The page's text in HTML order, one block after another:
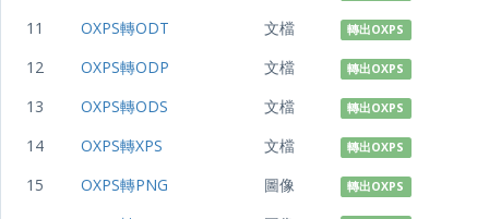
11 OXPS轉ODT 文檔 轉出OXPS
12 OXPS轉ODP 文檔 轉出OXPS
13 OXPS轉ODS 文檔 轉出OXPS
14 OXPS轉XPS 文檔 轉出OXPS
15 OXPS轉PNG 圖像 轉出OXPS